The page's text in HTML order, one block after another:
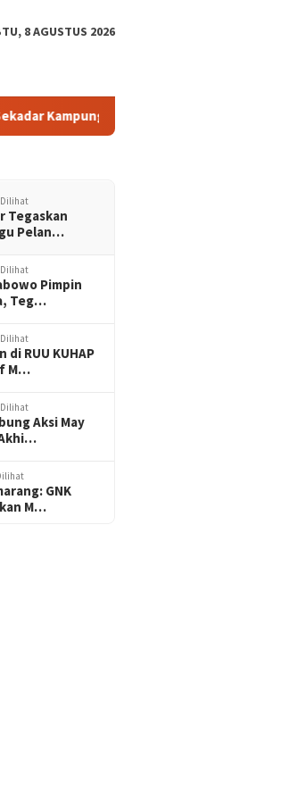
8 AGUSTUS 2026
Kampung Biasa! Bang Jali Bikin Risma Angkat
Natal & Mudik Nataru
Kristiani Apresiasi :
Dilihat
Tegaskan
Pelan…
Dilihat
Pimpin
Teg…
Dilihat
di RUU KUHAP
M…
Dilihat
Aksi May
GNK
M…